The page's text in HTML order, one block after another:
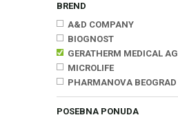
BREND
A&D COMPANY
BIOGNOST
GERATHERM MEDICAL AG
MICROLIFE
PHARMANOVA BEOGRAD
POSEBNA PONUDA